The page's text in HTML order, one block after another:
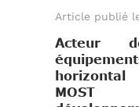
Article publié
Acteur
MOST